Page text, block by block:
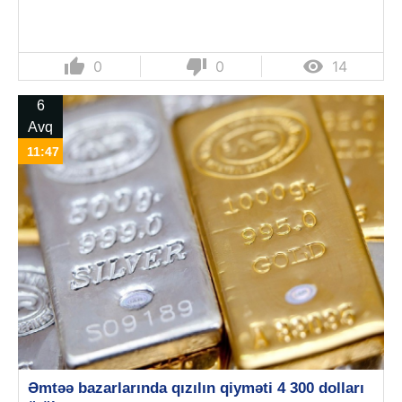
thumb_up 0 thumb_down 0  14
6
Avq
11:47
Əmtəə bazarlarında qızılın qiyməti 4 300 dolları